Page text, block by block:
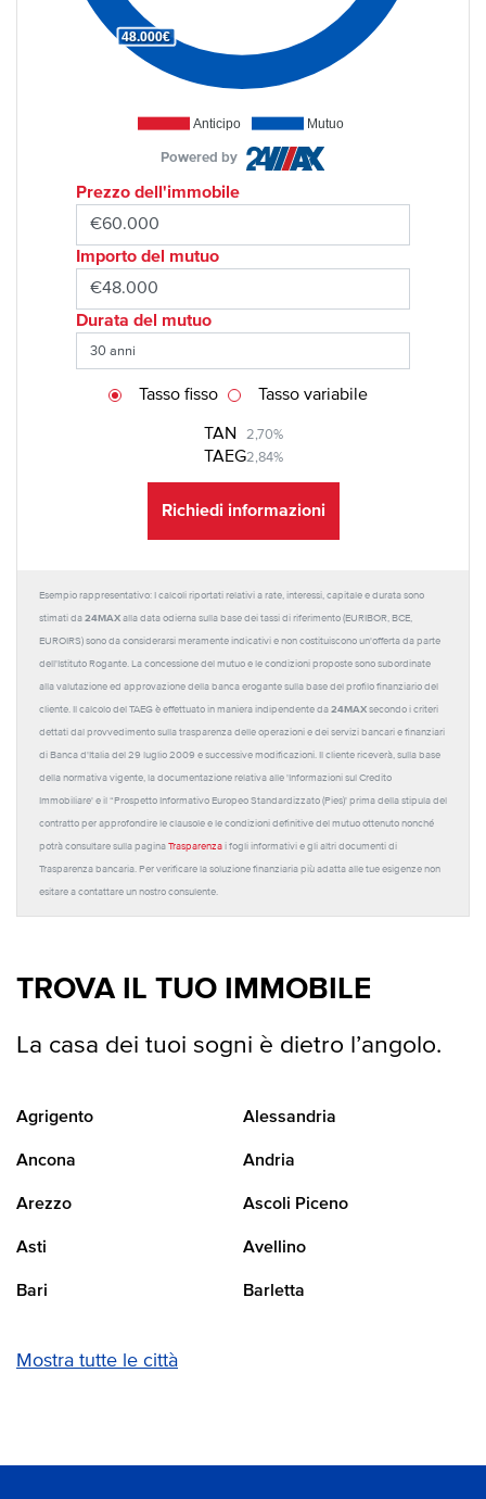
Anticipo Mutuo
48.000€
Powered by
Prezzo dell'immobile
Importo del mutuo
Durata del mutuo
TAN 2,70%
TAEG2,84%
Tasso fisso Tasso variabile
Richiedi informazioni
Esempio rappresentativo: I calcoli riportati relativi a rate, interessi, capitale e durata sono
stimati da 24MAX alla data odierna sulla base dei tassi di riferimento (EURIBOR, BCE,
EUROIRS) sono da considerarsi meramente indicativi e non costituiscono un'offerta da parte
dell'Istituto Rogante. La concessione del mutuo e le condizioni proposte sono subordinate
alla valutazione ed approvazione della banca erogante sulla base del profilo finanziario del
cliente. Il calcolo del TAEG è effettuato in maniera indipendente da 24MAX secondo i criteri
dettati dal provvedimento sulla trasparenza delle operazioni e dei servizi bancari e finanziari
di Banca d'Italia del 29 luglio 2009 e successive modificazioni. Il cliente riceverà, sulla base
della normativa vigente, la documentazione relativa alle 'Informazioni sul Credito
Immobiliare' e il “Prospetto Informativo Europeo Standardizzato (Pies)' prima della stipula del
contratto per approfondire le clausole e le condizioni definitive del mutuo ottenuto nonché
potrà consultare sulla pagina Trasparenza i fogli informativi e gli altri documenti di
Trasparenza bancaria. Per verificare la soluzione finanziaria più adatta alle tue esigenze non
esitare a contattare un nostro consulente.
TROVA IL TUO IMMOBILE
La casa dei tuoi sogni è dietro l’angolo.
Agrigento Alessandria
Ancona Andria
Arezzo Ascoli Piceno
Asti Avellino
Bari Barletta
Mostra tutte le città